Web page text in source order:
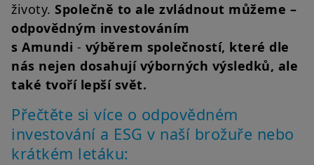
životy. Společně to ale zvládnout můžeme –
odpovědným investováním
s Amundi - výběrem společností, které dle
nás nejen dosahují výborných výsledků, ale
také tvoří lepší svět.
Přečtěte si více o odpovědném
investování a ESG v naší brožuře nebo
krátkém letáku: